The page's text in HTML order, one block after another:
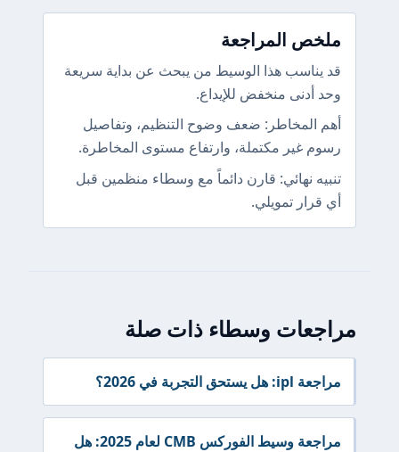
ملخص المراجعة
قد يناسب هذا الوسيط من يبحث عن بداية سريعة
وحد أدنى منخفض للإيداع.
أهم المخاطر: ضعف وضوح التنظيم، وتفاصيل
رسوم غير مكتملة، وارتفاع مستوى المخاطرة.
تنبيه نهائي: قارن دائماً مع وسطاء منظمين قبل
أي قرار تمويلي.
مراجعات وسطاء ذات صلة
مراجعة ipl: هل يستحق التجربة في 2026؟
مراجعة وسيط الفوركس CMB لعام 2025: هل